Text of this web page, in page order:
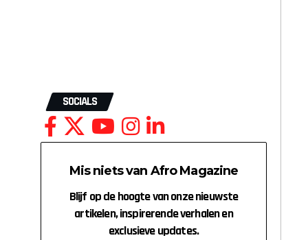
SOCIALS
Mis niets van Afro Magazine
Blijf op de hoogte van onze nieuwste
artikelen, inspirerende verhalen en
exclusieve updates.